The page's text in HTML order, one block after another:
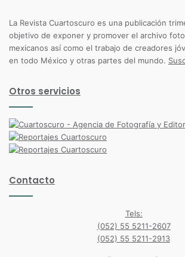
La Revista Cuartoscuro es una publicación
objetivo de exponer y promover el archivo
mexicanos así como el trabajo de creadores
en todo México y otras partes del mundo.
Otros servicios
Contacto
Tels:
(052) 55 5211-2607
(052) 55 5211-2913